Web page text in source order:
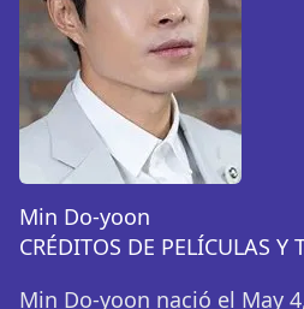
Min Do-yoon
CRÉDITOS DE PELÍCULAS Y
Min Do-yoon nació el May